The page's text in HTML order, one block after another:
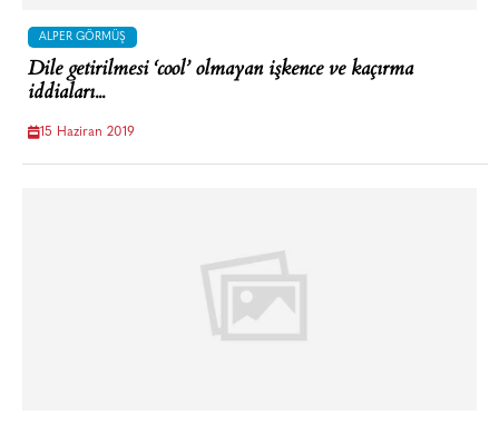
ALPER GÖRMÜŞ
Dile getirilmesi ‘cool’ olmayan işkence ve kaçırma
iddiaları...
15 Haziran 2019